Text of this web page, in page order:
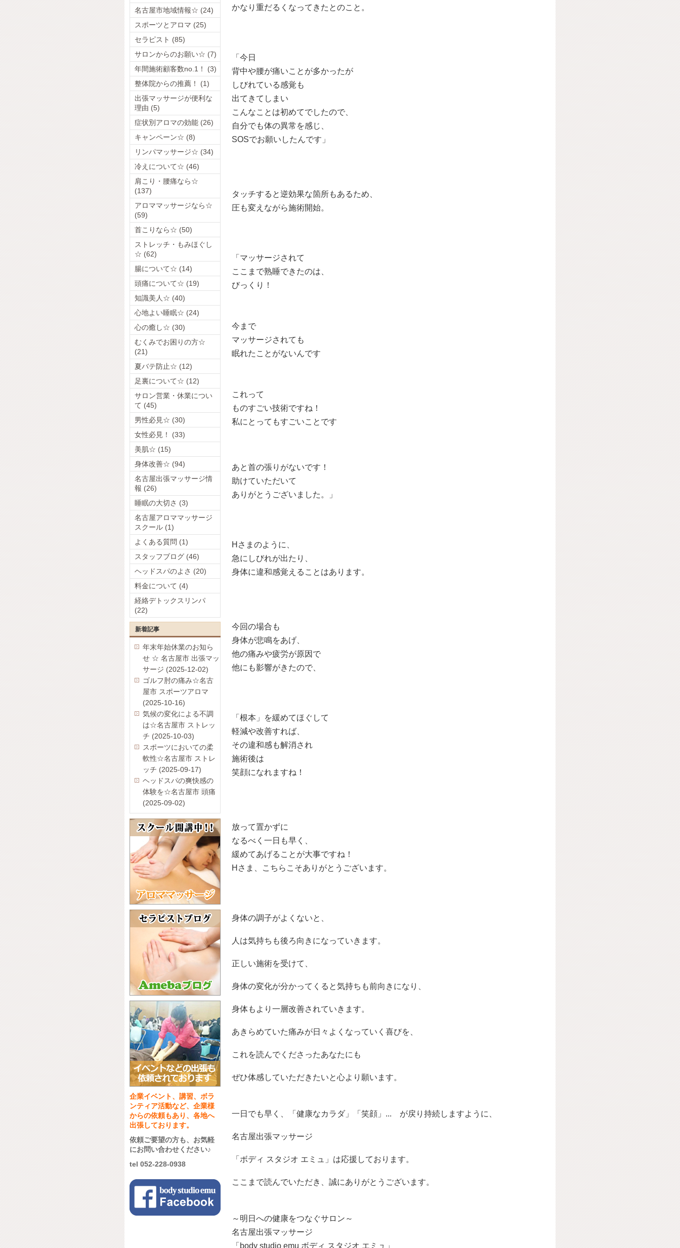
かなり重だるくなってきたとのこと。
「今日
背中や腰が痛いことが多かったが
しびれている感覚も
出てきてしまい
こんなことは初めてでしたので、
自分でも体の異常を感じ、
SOSでお願いしたんです」
タッチすると逆効果な箇所もあるため、
圧も変えながら施術開始。
「マッサージされて
ここまで熟睡できたのは、
びっくり！
今まで
マッサージされても
眠れたことがないんです
これって
ものすごい技術ですね！
私にとってもすごいことです
あと首の張りがないです！
助けていただいて
ありがとうございました。」
Hさまのように、
急にしびれが出たり、
身体に違和感覚えることはあります。
今回の場合も
身体が悲鳴をあげ、
他の痛みや疲労が原因で
他にも影響がきたので、
「根本」を緩めてほぐして
軽減や改善すれば、
その違和感も解消され
施術後は
笑顔になれますね！
放って置かずに
なるべく一日も早く、
緩めてあげることが大事ですね！
Hさま、こちらこそありがとうございます。
身体の調子がよくないと、
人は気持ちも後ろ向きになっていきます。
正しい施術を受けて、
身体の変化が分かってくると気持ちも前向きになり、
身体もより一層改善されていきます。
あきらめていた痛みが日々よくなっていく喜びを、
これを読んでくださったあなたにも
ぜひ体感していただきたいと心より願います。
一日でも早く、「健康なカラダ」「笑顔」... が戻り持続しますように、
名古屋出張マッサージ
「ボディ スタジオ エミュ」は応援しております。
ここまで読んでいただき、誠にありがとうございます。
～明日への健康をつなぐサロン～
名古屋出張マッサージ
「body studio emu ボディ スタジオ エミュ」
名古屋市地域情報☆ (24)
スポーツとアロマ (25)
セラピスト (85)
サロンからのお願い☆ (7)
年間施術顧客数no.1！ (3)
整体院からの推薦！ (1)
出張マッサージが便利な
理由 (5)
症状別アロマの効能 (26)
キャンペーン☆ (8)
リンパマッサージ☆ (34)
冷えについて☆ (46)
肩こり・腰痛なら☆
(137)
アロママッサージなら☆
(59)
首こりなら☆ (50)
ストレッチ・もみほぐし
☆ (62)
腸について☆ (14)
頭痛について☆ (19)
知識美人☆ (40)
心地よい睡眠☆ (24)
心の癒し☆ (30)
むくみでお困りの方☆
(21)
夏バテ防止☆ (12)
足裏について☆ (12)
サロン営業・休業につい
て (45)
男性必見☆ (30)
女性必見！ (33)
美肌☆ (15)
身体改善☆ (94)
名古屋出張マッサージ情
報 (26)
睡眠の大切さ (3)
名古屋アロママッサージ
スクール (1)
よくある質問 (1)
スタッフブログ (46)
ヘッドスパのよさ (20)
料金について (4)
経絡デトックスリンパ
(22)
新着記事
年末年始休業のお知ら
せ ☆ 名古屋市 出張マッ
サージ (2025-12-02)
ゴルフ肘の痛み☆名古
屋市 スポーツアロマ
(2025-10-16)
気候の変化による不調
は☆名古屋市 ストレッ
チ (2025-10-03)
スポーツにおいての柔
軟性☆名古屋市 ストレ
ッチ (2025-09-17)
ヘッドスパの爽快感の
体験を☆名古屋市 頭痛
(2025-09-02)
企業イベント、講習、ボラ
ンティア活動など、企業様
からの依頼もあり、各地へ
出張しております。
依頼ご要望の方も、お気軽
にお問い合わせください♪
tel 052-228-0938